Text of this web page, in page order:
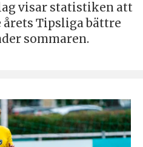
visar statistiken att
Tipsliga bättre
sommaren.